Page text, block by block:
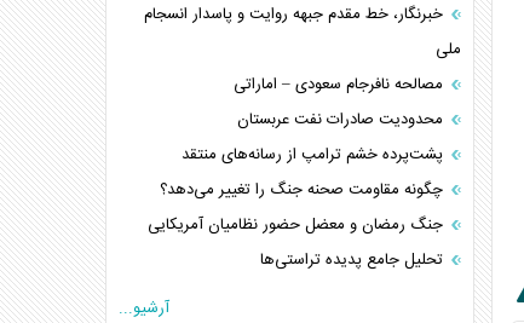
خبرنگار، خط مقدم جبهه روایت و پاسدار انسجام
ملی
مصالحه نافرجام سعودی – اماراتی
محدودیت صادرات نفت عربستان
پشت‌پرده خشم ترامپ از رسانه‌های منتقد
چگونه مقاومت صحنه جنگ را تغییر می‌دهد؟
جنگ رمضان و معضل حضور نظامیان آمریکایی
تحلیل جامع پدیده تراستی‌ها
آرشیو...